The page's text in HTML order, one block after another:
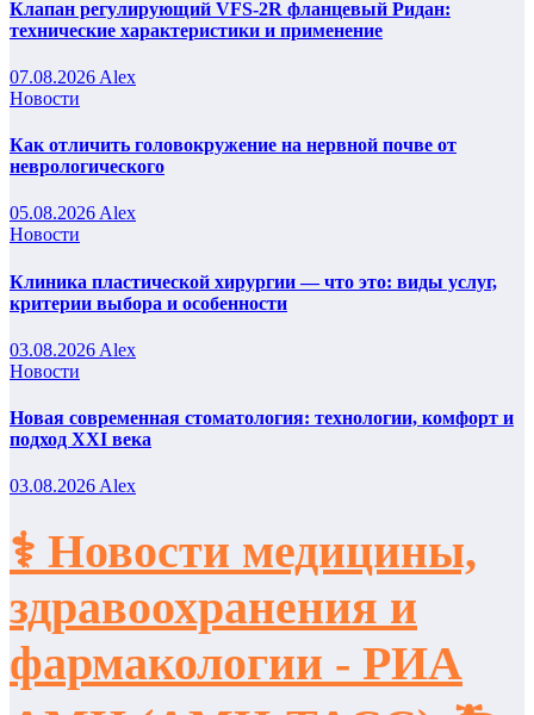
Клапан регулирующий VFS-2R фланцевый Ридан:
технические характеристики и применение
07.08.2026 Alex
Новости
Как отличить головокружение на нервной почве от
неврологического
05.08.2026 Alex
Новости
Клиника пластической хирургии — что это: виды услуг,
критерии выбора и особенности
03.08.2026 Alex
Новости
Новая современная стоматология: технологии, комфорт и
подход XXI века
03.08.2026Alex
⚕️ Новости медицины,
здравоохранения и
фармакологии - РИА